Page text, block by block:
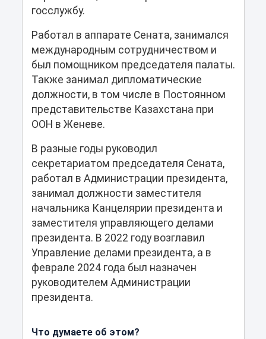
госслужбу.
Работал в аппарате Сената, занимался
международным сотрудничеством и
был помощником председателя палаты.
Также занимал дипломатические
должности, в том числе в Постоянном
представительстве Казахстана при
ООН в Женеве.
В разные годы руководил
секретариатом председателя Сената,
работал в Администрации президента,
занимал должности заместителя
начальника Канцелярии президента и
заместителя управляющего делами
президента. В 2022 году возглавил
Управление делами президента, а в
феврале 2024 года был назначен
руководителем Администрации
президента.
Что думаете об этом?